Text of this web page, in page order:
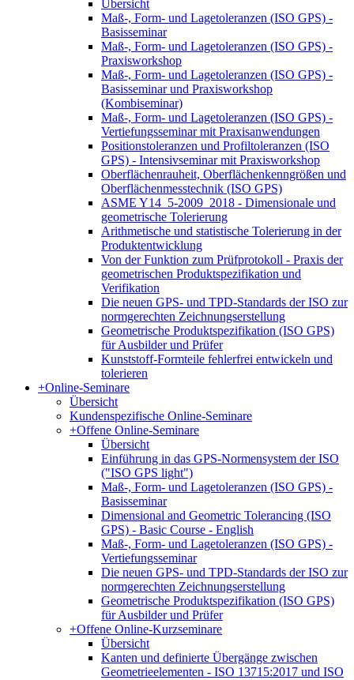
Übersicht
Maß-, Form- und Lagetoleranzen (ISO GPS) -
Basisseminar
Maß-, Form- und Lagetoleranzen (ISO GPS) -
Praxisworkshop
Maß-, Form- und Lagetoleranzen (ISO GPS) -
Basisseminar und Praxisworkshop
(Kombiseminar)
Maß-, Form- und Lagetoleranzen (ISO GPS) -
Vertiefungsseminar mit Praxisanwendungen
Positionstoleranzen und Profiltoleranzen (ISO
GPS) - Intensivseminar mit Praxisworkshop
Oberflächenrauheit, Oberflächenkenngrößen und
Oberflächenmesstechnik (ISO GPS)
ASME Y14_5-2009_2018 - Dimensionale und
geometrische Tolerierung
Arithmetische und statistische Tolerierung in der
Produktentwicklung
Von der Funktion zum Prüfprotokoll - Praxis der
geometrischen Produktspezifikation und
Verifikation
Die neuen GPS- und TPD-Standards der ISO zur
normgerechten Zeichnungserstellung
Geometrische Produktspezifikation (ISO GPS)
für Ausbilder und Prüfer
Kunststoff-Formteile fehlerfrei entwickeln und
tolerieren
+Online-Seminare
Übersicht
Kundenspezifische Online-Seminare
+Offene Online-Seminare
Übersicht
Einführung in das GPS-Normensystem der ISO
("ISO GPS light")
Maß-, Form- und Lagetoleranzen (ISO GPS) -
Basisseminar
Dimensional and Geometric Tolerancing (ISO
GPS) - Basic Course - English
Maß-, Form- und Lagetoleranzen (ISO GPS) -
Vertiefungsseminar
Die neuen GPS- und TPD-Standards der ISO zur
normgerechten Zeichnungserstellung
Geometrische Produktspezifikation (ISO GPS)
für Ausbilder und Prüfer
+Offene Online-Kurzseminare
Übersicht
Kanten und definierte Übergänge zwischen
Geometrieelementen - ISO 13715:2017 und ISO